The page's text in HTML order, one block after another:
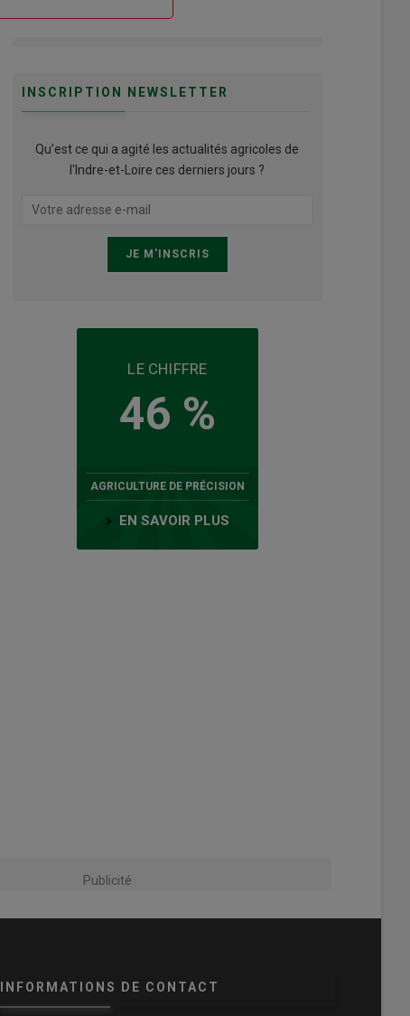
INSCRIPTION NEWSLETTER
Qu’est ce qui a agité les actualités agricoles de
l'Indre-et-Loire ces derniers jours ?
LE CHIFFRE
46 %
AGRICULTURE DE PRÉCISION
EN SAVOIR PLUS
Publicité
INFORMATIONS DE CONTACT